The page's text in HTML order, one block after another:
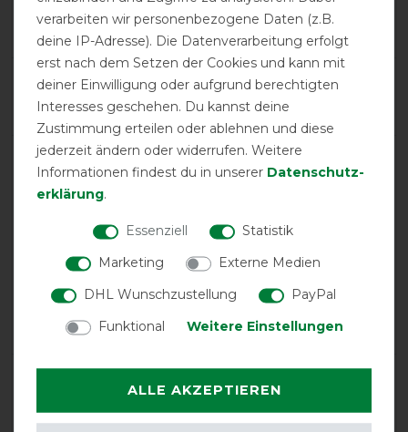
4
Product Rating
5/5
product experience
calculated from 4 customer reviews
Positive
100%
Neutral
0%
Negative
0%
verarbeiten wir personenbezogene Daten (z.B.
deine IP-Adresse). Die Datenverarbeitung erfolgt
erst nach dem Setzen der Cookies und kann mit
deiner Einwilligung oder aufgrund berechtigten
Interesses geschehen. Du kannst deine
Zustimmung erteilen oder ablehnen und diese
jederzeit ändern oder widerrufen. Weitere
Informationen findest du in unserer Daten­schutz­
erklärung.
Essenziell
Statistik
Marketing
Externe Medien
DHL Wunschzustellung
PayPal
Funktional
Weitere Einstellungen
ALLE AKZEPTIEREN